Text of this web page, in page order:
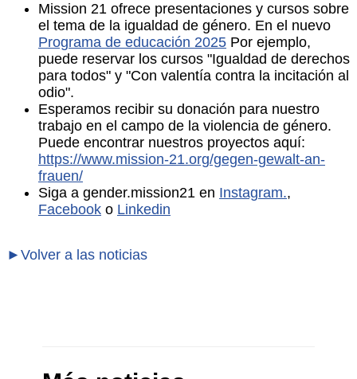
Mission 21 ofrece presentaciones y cursos sobre
el tema de la igualdad de género. En el nuevo
Programa de educación 2025 Por ejemplo,
puede reservar los cursos "Igualdad de derechos
para todos" y "Con valentía contra la incitación al
odio".
Esperamos recibir su donación para nuestro
trabajo en el campo de la violencia de género.
Puede encontrar nuestros proyectos aquí:
https://www.mission-21.org/gegen-gewalt-an-
frauen/
Siga a gender.mission21 en Instagram.,
Facebook o Linkedin
►Volver a las noticias